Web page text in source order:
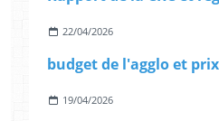
22/04/2026
budget de l'agglo et
19/04/2026